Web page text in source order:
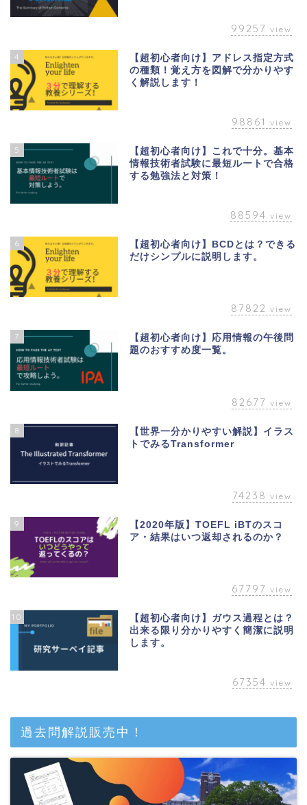
99257 view
4
【超初心者向け】アドレス指定方式
の種類！覚え方を図解で分かりやす
く解説します！
98861 view
5
【超初心者向け】これで十分。基本
情報技術者試験に最短ルートで合格
する勉強法と対策！
88594 view
6
【超初心者向け】BCDとは？できる
だけシンプルに説明します。
87822 view
7
【超初心者向け】応用情報の午後問
題のおすすめ度一覧。
82677 view
8
【世界一分かりやすい解説】イラス
トでみるTransformer
74238 view
9
【2020年版】TOEFL iBTのスコ
ア・結果はいつ返却されるのか？
67797 view
10
【超初心者向け】ガウス過程とは？
出来る限り分かりやすく簡潔に説明
します。
67354 view
過去問解説販売中！
英語